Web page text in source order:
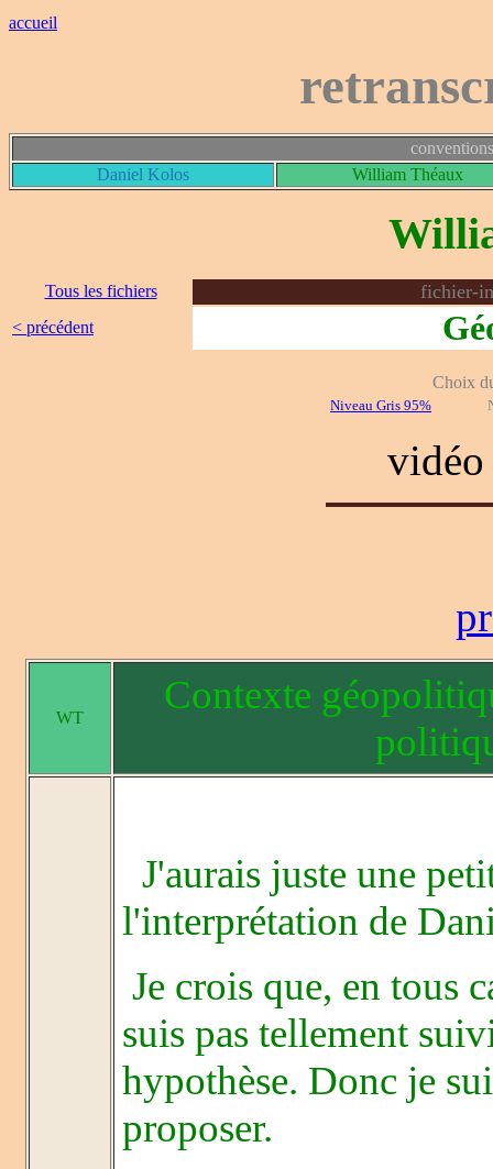
accueil
Daniel Kolos
William Théaux
Tous les fichiers fichier-
< précédent
Choix
Niveau Gris 95%
WT
Contexte
J'aurais juste une
l'interprétation de
Je crois que, en tous
suis pas tellement
hypothèse. Donc je
proposer.